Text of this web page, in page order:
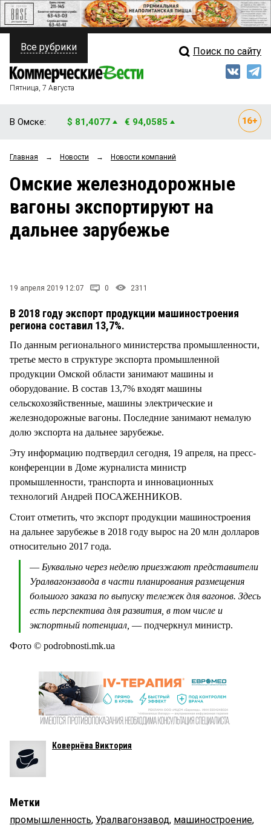
ПОЛИТИКА
ФИНАНСЫ
ОБЩЕСТВО
ЗАКОН
НОВОСТИ КОМПАНИЙ
Свежий выпуск
Мнения
Рейтинги
Блоги
Архив
Все рубрики Поиск по сайту
Пятница, 7 Августа
В Омске: $ 81,4077 € 94,0585
Главная → Новости → Новости компаний
Омские железнодорожные
вагоны экспортируют на
дальнее зарубежье
19 апреля 2019 12:07 0 2311
В 2018 году экспорт продукции машиностроения
региона составил 13,7%.
По данным регионального министерства промышленности,
третье место в структуре экспорта промышленной
продукции Омской области занимают машины и
оборудование. В состав 13,7% входят машины
сельскохозяйственные, машины электрические и
железнодорожные вагоны. Последние занимают немалую
долю экспорта на дальнее зарубежье.
Эту информацию подтвердил сегодня, 19 апреля, на пресс-
конференции в Доме журналиста министр
промышленности, транспорта и инновационных
технологий Андрей ПОСАЖЕННИКОВ.
Стоит отметить, что экспорт продукции машиностроения
на дальнее зарубежье в 2018 году вырос на 20 млн долларов
относительно 2017 года.
— Буквально через неделю приезжают представители
Уралвагонзавода в части планирования размещения
большого заказа по выпуску тележек для вагонов. Здесь
есть перспектива для развития, в том числе и
экспортный потенциал, — подчеркнул министр.
Фото © podrobnosti.mk.ua
Ковернёва Виктория
Метки
промышленность, Уралвагонзавод, машиностроение,